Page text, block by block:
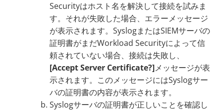
Securityはホスト名を解決して接続を試みま
す。それが失敗した場合、エラーメッセージ
が表示されます。SyslogまたはSIEMサーバの
証明書がまだWorkload Securityによって信
頼されていない場合、接続は失敗し、
[Accept Server Certificate?]メッセージが表
示されます。このメッセージにはSyslogサー
バの証明書の内容が表示されます。
Syslogサーバの証明書が正しいことを確認し